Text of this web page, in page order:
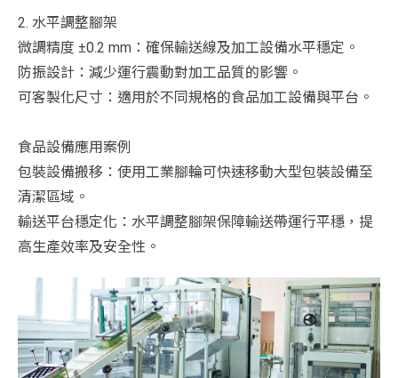
2. 水平調整腳架
微調精度 ±0.2 mm：確保輸送線及加工設備水平穩定。
防振設計：減少運行震動對加工品質的影響。
可客製化尺寸：適用於不同規格的食品加工設備與平台。
食品設備應用案例
包裝設備搬移：使用工業腳輪可快速移動大型包裝設備至
清潔區域。
輸送平台穩定化：水平調整腳架保障輸送帶運行平穩，提
高生產效率及安全性。